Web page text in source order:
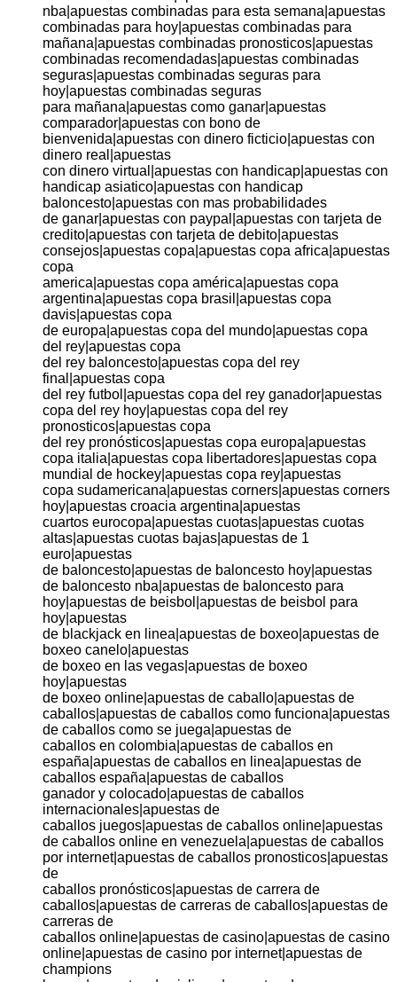
nba|apuestas combinadas para esta semana|apuestas
combinadas para hoy|apuestas combinadas para
mañana|apuestas combinadas pronosticos|apuestas
combinadas recomendadas|apuestas combinadas
seguras|apuestas combinadas seguras para
hoy|apuestas combinadas seguras
para mañana|apuestas como ganar|apuestas
comparador|apuestas con bono de
bienvenida|apuestas con dinero ficticio|apuestas con
dinero real|apuestas
con dinero virtual|apuestas con handicap|apuestas con
handicap asiatico|apuestas con handicap
baloncesto|apuestas con mas probabilidades
de ganar|apuestas con paypal|apuestas con tarjeta de
credito|apuestas con tarjeta de debito|apuestas
consejos|apuestas copa|apuestas copa africa|apuestas
copa
america|apuestas copa américa|apuestas copa
argentina|apuestas copa brasil|apuestas copa
davis|apuestas copa
de europa|apuestas copa del mundo|apuestas copa
del rey|apuestas copa
del rey baloncesto|apuestas copa del rey
final|apuestas copa
del rey futbol|apuestas copa del rey ganador|apuestas
copa del rey hoy|apuestas copa del rey
pronosticos|apuestas copa
del rey pronósticos|apuestas copa europa|apuestas
copa italia|apuestas copa libertadores|apuestas copa
mundial de hockey|apuestas copa rey|apuestas
copa sudamericana|apuestas corners|apuestas corners
hoy|apuestas croacia argentina|apuestas
cuartos eurocopa|apuestas cuotas|apuestas cuotas
altas|apuestas cuotas bajas|apuestas de 1
euro|apuestas
de baloncesto|apuestas de baloncesto hoy|apuestas
de baloncesto nba|apuestas de baloncesto para
hoy|apuestas de beisbol|apuestas de beisbol para
hoy|apuestas
de blackjack en linea|apuestas de boxeo|apuestas de
boxeo canelo|apuestas
de boxeo en las vegas|apuestas de boxeo
hoy|apuestas
de boxeo online|apuestas de caballo|apuestas de
caballos|apuestas de caballos como funciona|apuestas
de caballos como se juega|apuestas de
caballos en colombia|apuestas de caballos en
españa|apuestas de caballos en linea|apuestas de
caballos españa|apuestas de caballos
ganador y colocado|apuestas de caballos
internacionales|apuestas de
caballos juegos|apuestas de caballos online|apuestas
de caballos online en venezuela|apuestas de caballos
por internet|apuestas de caballos pronosticos|apuestas
de
caballos pronósticos|apuestas de carrera de
caballos|apuestas de carreras de caballos|apuestas de
carreras de
caballos online|apuestas de casino|apuestas de casino
online|apuestas de casino por internet|apuestas de
champions